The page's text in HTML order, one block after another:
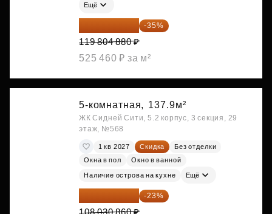
Ещё
77 873 172 ₽ -35%
119 804 880 ₽
525 460 ₽ за м²
5-комнатная, 137.9м²
ЖК Сидней Сити, 5.2 корпус, 3 секция, 29
этаж, №568
1 кв 2027 Скидка
Без отделки
Окна в пол
Окно в ванной
Наличие острова на кухне Ещё
83 183 762 ₽ -23%
108 030 860 ₽